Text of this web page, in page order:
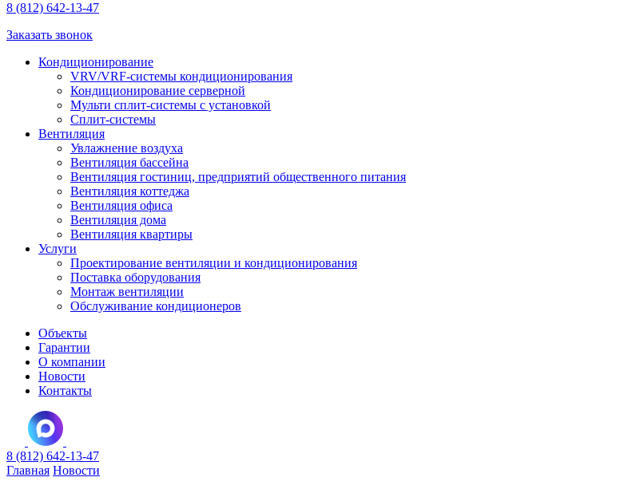
8 (812) 642-13-47
Заказать звонок
Кондиционирование
VRV/VRF-системы кондиционирования
Кондиционирование серверной
Мульти сплит-системы с установкой
Сплит-системы
Вентиляция
Увлажнение воздуха
Вентиляция бассейна
Вентиляция гостиниц, предприятий общественного питания
Вентиляция коттеджа
Вентиляция офиса
Вентиляция дома
Вентиляция квартиры
Услуги
Проектирование вентиляции и кондиционирования
Поставка оборудования
Монтаж вентиляции
Обслуживание кондиционеров
Объекты
Гарантии
О компании
Новости
Контакты
8 (812) 642-13-47
Главная Новости